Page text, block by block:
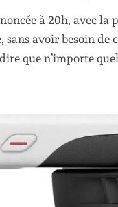
à 20h, avec
sans avoir besoin
que n’importe